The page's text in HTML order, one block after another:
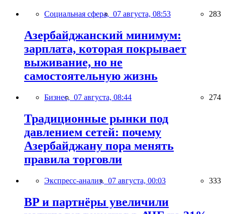
Социальная сфера, 07 августа, 08:53 283
Азербайджанский минимум:
зарплата, которая покрывает
выживание, но не
самостоятельную жизнь
Бизнес, 07 августа, 08:44 274
Традиционные рынки под
давлением сетей: почему
Азербайджану пора менять
правила торговли
Экспресс-анализ, 07 августа, 00:03 333
BP и партнёры увеличили